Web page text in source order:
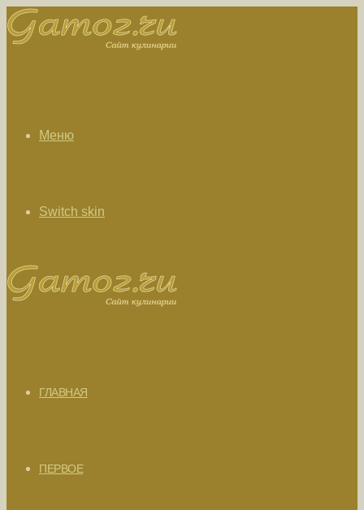
Меню
Switch skin
ГЛАВНАЯ
ПЕРВОЕ